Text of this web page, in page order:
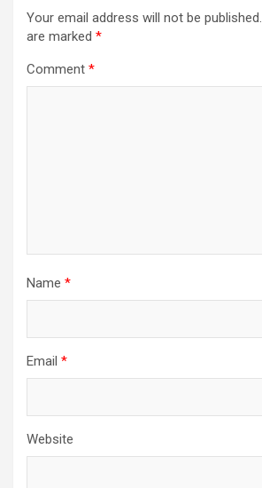
Your email address will not be published.
are marked *
Comment *
Name *
Email *
Website